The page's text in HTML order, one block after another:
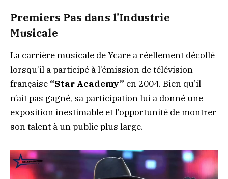
Premiers Pas dans l’Industrie
Musicale
La carrière musicale de Ycare a réellement décollé
lorsqu’il a participé à l’émission de télévision
française “Star Academy” en 2004. Bien qu’il
n’ait pas gagné, sa participation lui a donné une
exposition inestimable et l’opportunité de montrer
son talent à un public plus large.